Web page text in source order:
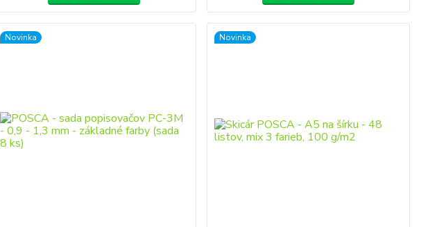
Novinka Novinka